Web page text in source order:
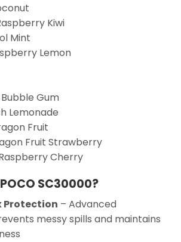
Kiwi
Mint
Lemon
Gum
Lemonade
Fruit
Fruit Strawberry
Cherry
SC30000?
Protection – Advanced
messy spills and maintains